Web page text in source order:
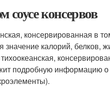
соусе консервов
консервированная в
значение калорий, белков,
подробную информацию